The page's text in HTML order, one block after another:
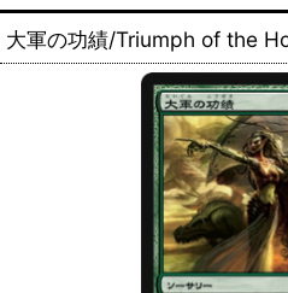
大軍の功績/Triumph of the